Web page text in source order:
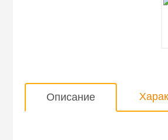
Описание